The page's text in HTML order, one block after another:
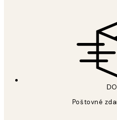
Poštovné